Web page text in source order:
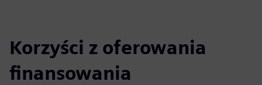
Korzyści z oferowania
finansowania